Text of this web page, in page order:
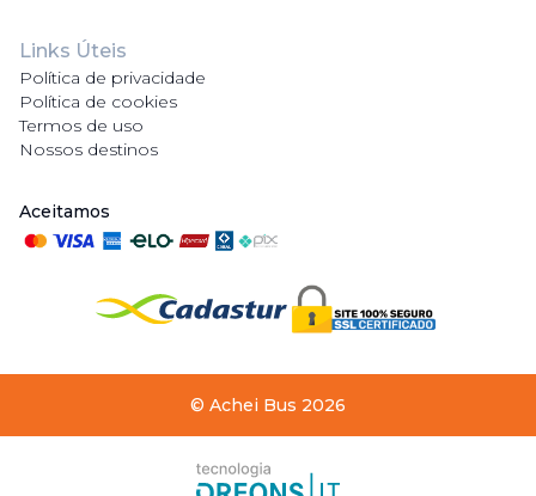
Links Úteis
Política de privacidade
Política de cookies
Termos de uso
Nossos destinos
Aceitamos
© Achei Bus 2026